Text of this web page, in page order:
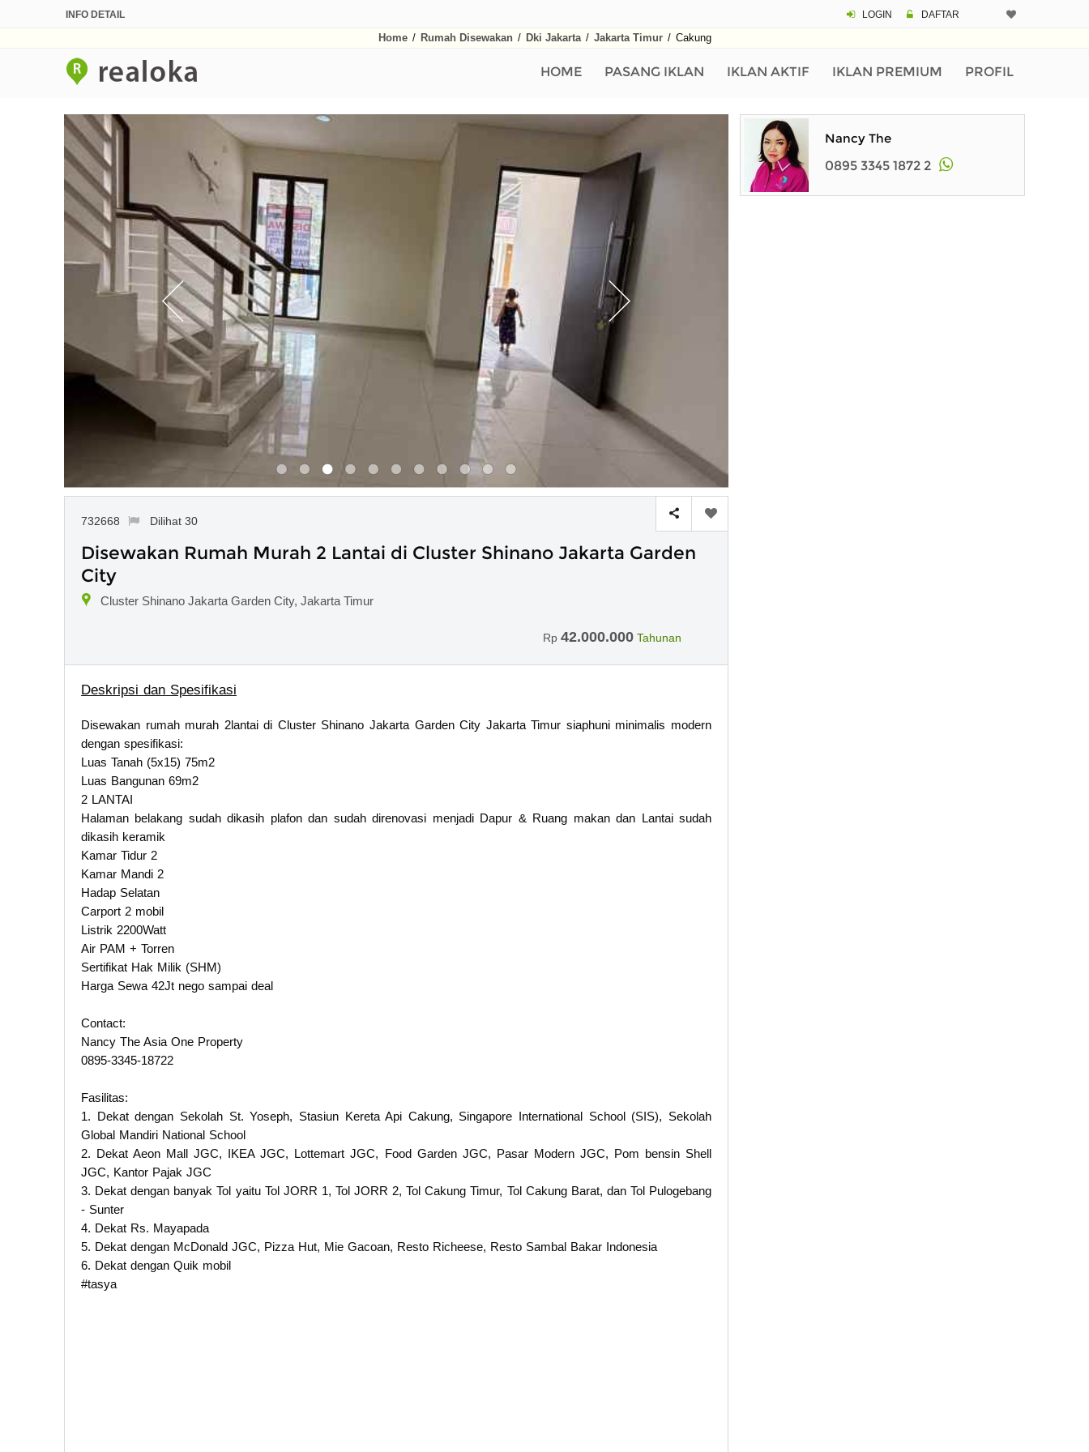
INFO DETAIL LOGIN DAFTAR
Home / Rumah Disewakan / Dki Jakarta / Jakarta Timur / Cakung
HOME PASANG IKLAN IKLAN AKTIF IKLAN PREMIUM PROFIL
732668 Dilihat 30
Disewakan Rumah Murah 2 Lantai di Cluster Shinano Jakarta Garden
City
Cluster Shinano Jakarta Garden City, Jakarta Timur
Rp 42.000.000 Tahunan
Deskripsi dan Spesifikasi
Disewakan rumah murah 2lantai di Cluster Shinano Jakarta Garden City Jakarta Timur siaphuni minimalis modern
dengan spesifikasi:
Luas Tanah (5x15) 75m2
Luas Bangunan 69m2
2 LANTAI
Halaman belakang sudah dikasih plafon dan sudah direnovasi menjadi Dapur & Ruang makan dan Lantai sudah
dikasih keramik
Kamar Tidur 2
Kamar Mandi 2
Hadap Selatan
Carport 2 mobil
Listrik 2200Watt
Air PAM + Torren
Sertifikat Hak Milik (SHM)
Harga Sewa 42Jt nego sampai deal
Contact:
Nancy The Asia One Property
0895-3345-18722
Fasilitas:
1. Dekat dengan Sekolah St. Yoseph, Stasiun Kereta Api Cakung, Singapore International School (SIS), Sekolah
Global Mandiri National School
2. Dekat Aeon Mall JGC, IKEA JGC, Lottemart JGC, Food Garden JGC, Pasar Modern JGC, Pom bensin Shell
JGC, Kantor Pajak JGC
3. Dekat dengan banyak Tol yaitu Tol JORR 1, Tol JORR 2, Tol Cakung Timur, Tol Cakung Barat, dan Tol Pulogebang
- Sunter
4. Dekat Rs. Mayapada
5. Dekat dengan McDonald JGC, Pizza Hut, Mie Gacoan, Resto Richeese, Resto Sambal Bakar Indonesia
6. Dekat dengan Quik mobil
#tasya
Nancy The
0895 3345 1872 2